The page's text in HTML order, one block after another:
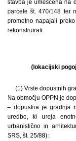
stavba je umeščena na
parcele št. 470/148 ter
prometno napajali
rekonstruirati.
(lokacijski
(1) Vrste dopustnih
Na območju OPPN je
– dopustna je gradnja
uredbo, ki ureja
urbanistično in
SRS, št. 25/88):